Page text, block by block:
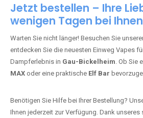
Jetzt bestellen – Ihre
wenigen Tagen bei
Warten Sie nicht länger! Besuchen Sie
entdecken Sie die neuesten Einweg Vapes
Dampferlebnis in Gau-Bickelheim. Ob Sie
MAX oder eine praktische Elf Bar
Benötigen Sie Hilfe bei Ihrer Bestellung?
Ihnen jederzeit zur Verfügung. Dank unseres